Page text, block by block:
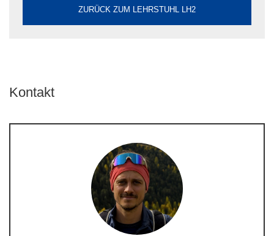
ZURÜCK ZUM LEHRSTUHL LH2
Kontakt